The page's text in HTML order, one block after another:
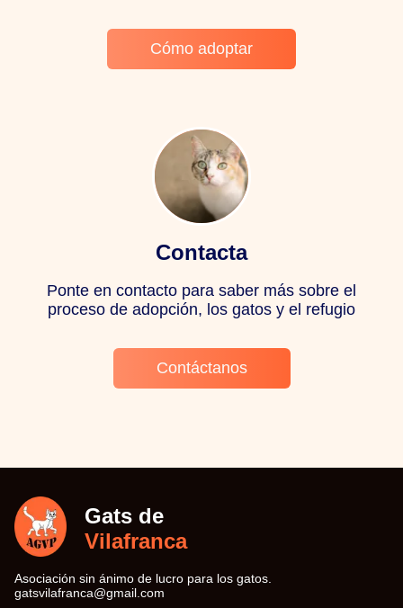
Cómo adoptar
Contacta
Ponte en contacto para saber más sobre el
proceso de adopción, los gatos y el refugio
Contáctanos
Gats de
Vilafranca
Asociación sin ánimo de lucro para los gatos.
moc.liamg@acnarfalivstag